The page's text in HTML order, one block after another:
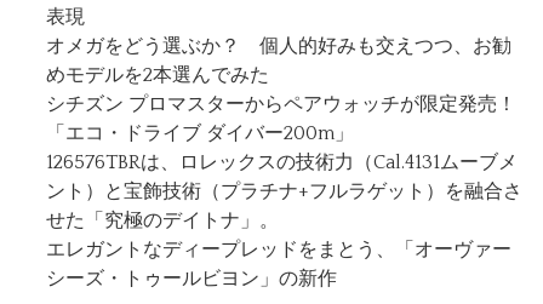
表現
オメガをどう選ぶか？ 個人的好みも交えつつ、お勧
めモデルを2本選んでみた
シチズン プロマスターからペアウォッチが限定発売！
「エコ・ドライブ ダイバー200m」
126576TBRは、ロレックスの技術力（Cal.4131ムーブメ
ント）と宝飾技術（プラチナ+フルラゲット）を融合さ
せた「究極のデイトナ」。
エレガントなディープレッドをまとう、「オーヴァー
シーズ・トゥールビヨン」の新作